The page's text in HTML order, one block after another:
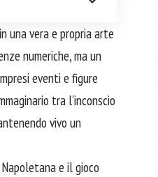
una vera e propria arte
numeriche, ma un
eventi e figure
tra l'inconscio
vivo un
e il gioco